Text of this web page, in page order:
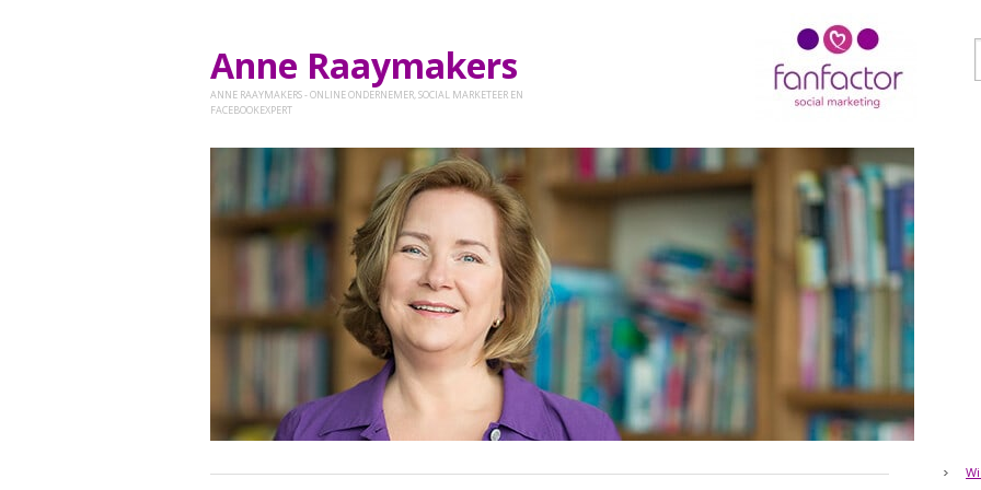
Anne Raaymakers
ANNE RAAYMAKERS - ONLINE ONDERNEMER, SOCIAL MARKETEER EN
FACEBOOKEXPERT